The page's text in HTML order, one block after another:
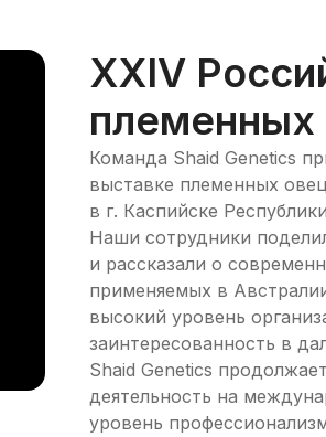
XXIV
племенных
Команда Shaid Genetics
выставке племенных
в г. Каспийске
Наши сотрудники
и рассказали о
применяемых в
высокий уровень
заинтересованность в
Shaid Genetics
деятельность на
уровень